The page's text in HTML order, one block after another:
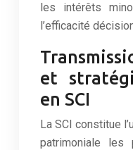
les intérêts
l’efficacité
et
en SCI
La SCI constitue
patrimoniale les